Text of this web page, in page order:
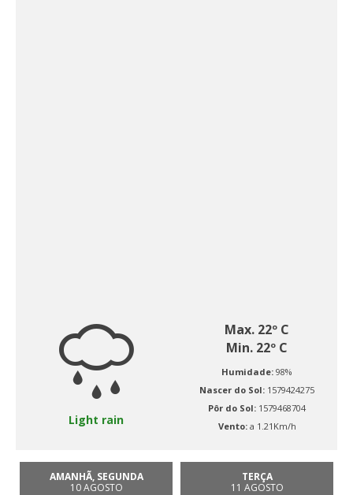
Light rain
Max. 22º C
Min. 22º C
Humidade: 98%
Nascer do Sol: 1579424275
Pôr do Sol: 1579468704
Vento: a 1.21Km/h
AMANHÃ, SEGUNDA
10 AGOSTO
TERÇA
11 AGOSTO